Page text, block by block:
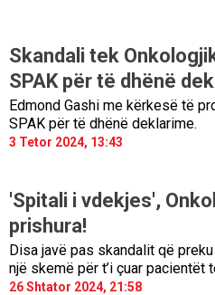
Skandali tek
SPAK për të dhënë
Edmond Gashi me kërkesë të
SPAK për të dhënë deklarime.
3 Tetor 2024, 13:43
'Spitali i vdekjes',
prishura!
Disa javë pas skandalit që
një skemë për t’i çuar pacientët
26 Shtator 2024, 21:58